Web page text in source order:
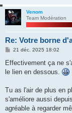
Venom
Team Modération
Re: Votre borne
M
s
a
21 déc. 2025 18:02
Effectivement ça ne
le lien en dessous.
Tu as l'air de plus en
s'améliore aussi
agréable à regarder